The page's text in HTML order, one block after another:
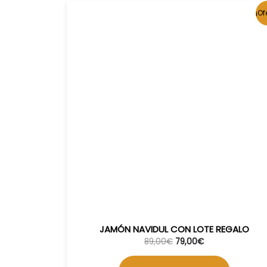
JAMÓN NAVIDUL CON LOTE REGALO
89,00€ 79,00€